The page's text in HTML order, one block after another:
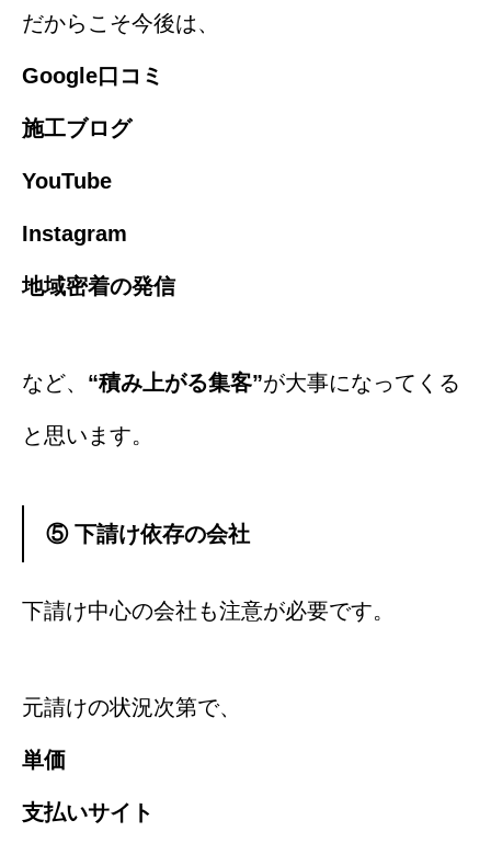
だからこそ今後は、
Google口コミ
施工ブログ
YouTube
Instagram
地域密着の発信
など、 “積み上がる集客”が大事になってくる
と思います。
⑤ 下請け依存の会社
下請け中心の会社も注意が必要です。
元請けの状況次第で、
単価
支払いサイト